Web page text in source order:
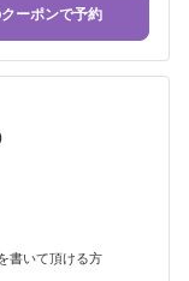
ーポンで予約
書いて頂ける方